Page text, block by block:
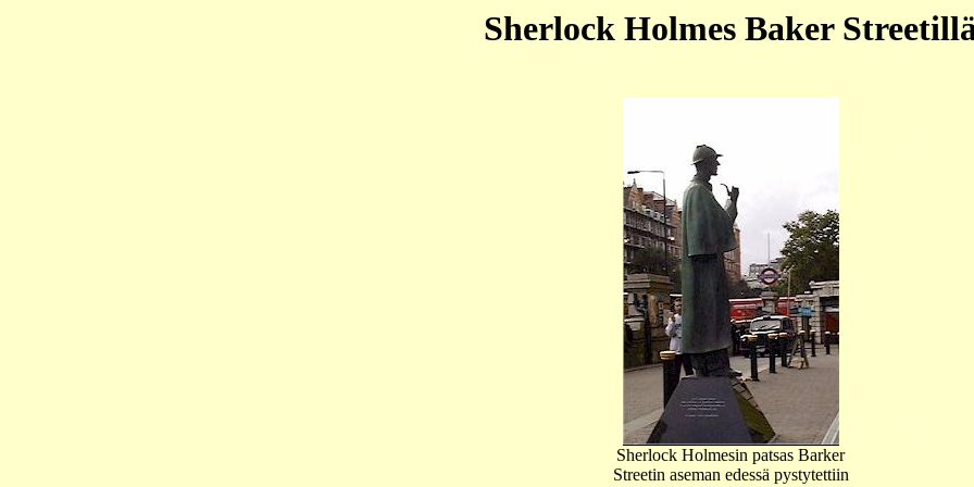
Sherlock Holmes Baker
Sherlock Holmesin patsas Barker
Streetin aseman edessä pystytettiin